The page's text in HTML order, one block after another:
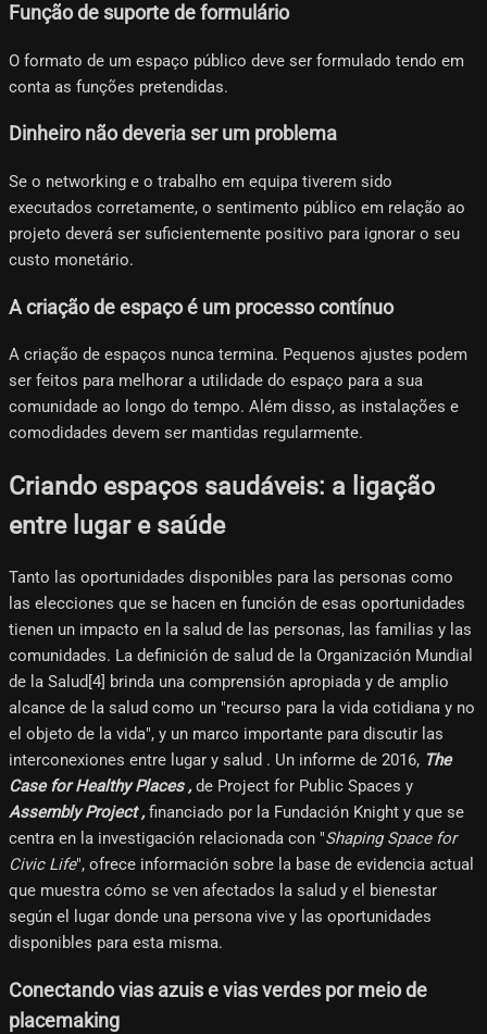
Função de suporte de formulário
O formato de um espaço público deve ser formulado tendo em
conta as funções pretendidas.
Dinheiro não deveria ser um problema
Se o networking e o trabalho em equipa tiverem sido
executados corretamente, o sentimento público em relação ao
projeto deverá ser suficientemente positivo para ignorar o seu
custo monetário.
A criação de espaço é um processo contínuo
A criação de espaços nunca termina. Pequenos ajustes podem
ser feitos para melhorar a utilidade do espaço para a sua
comunidade ao longo do tempo. Além disso, as instalações e
comodidades devem ser mantidas regularmente.
Criando espaços saudáveis: a ligação
entre lugar e saúde
Tanto las oportunidades disponibles para las personas como
las elecciones que se hacen en función de esas oportunidades
tienen un impacto en la salud de las personas, las familias y las
comunidades. La definición de salud de la Organización Mundial
de la Salud[4]​ brinda una comprensión apropiada y de amplio
alcance de la salud como un "recurso para la vida cotidiana y no
el objeto de la vida", y un marco importante para discutir las
interconexiones entre lugar y salud . Un informe de 2016, The
Case for Healthy Places ,de Project for Public Spaces y
Assembly Project ,financiado por la Fundación Knight y que se
centra en la investigación relacionada con "Shaping Space for
Civic Life", ofrece información sobre la base de evidencia actual
que muestra cómo se ven afectados la salud y el bienestar
según el lugar donde una persona vive y las oportunidades
disponibles para esta misma.
Conectando vias azuis e vias verdes por meio de
placemaking